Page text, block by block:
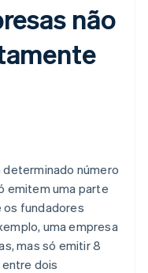
não
determinado número
emitem uma parte
os fundadores
uma empresa
mas só emitir 8
dois